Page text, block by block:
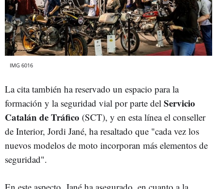
IMG 6016
La cita también ha reservado un espacio para la
formación y la seguridad vial por parte del Servicio
Catalán de Tráfico (SCT), y en esta línea el conseller
de Interior, Jordi Jané, ha resaltado que "cada vez los
nuevos modelos de moto incorporan más elementos de
seguridad".